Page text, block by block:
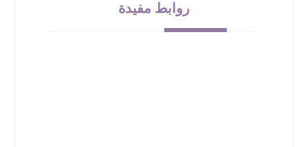
روابط مفيدة